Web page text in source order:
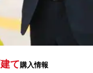
て購入情報